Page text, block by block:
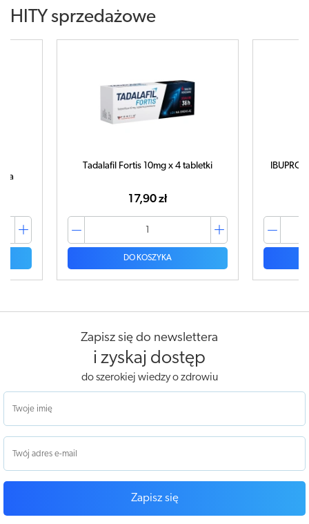
HITY sprzedażowe
IBUPROM MAX Sprint x 40 kapsułek
42,99 zł
DO KOSZYKA
Zapisz się do newslettera
i zyskaj dostęp
do szerokiej wiedzy o zdrowiu
Zapisz się